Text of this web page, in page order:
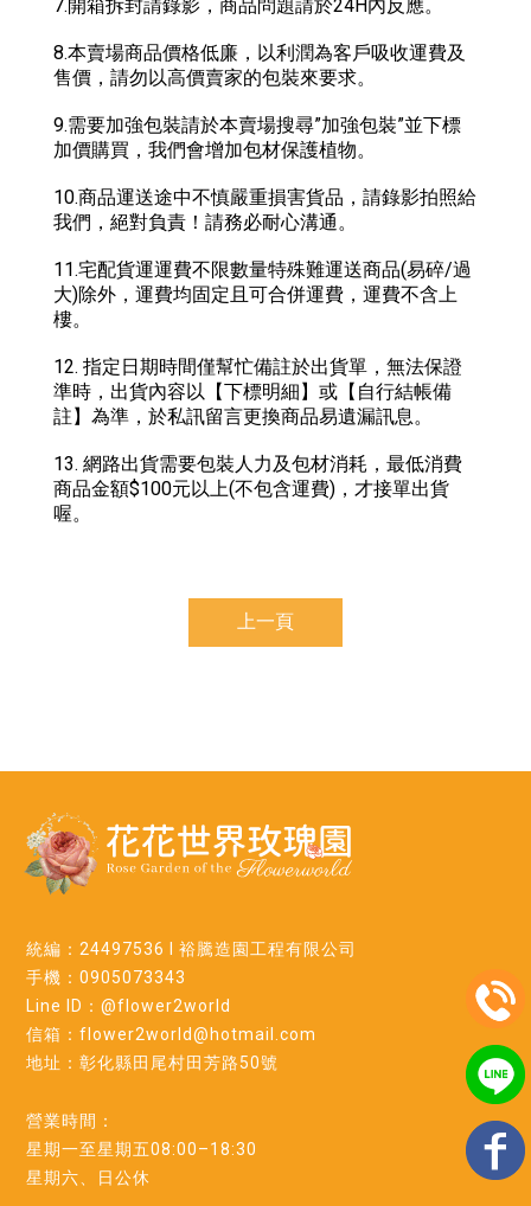
7.開箱拆封請錄影，商品問題請於24H內反應。
8.本賣場商品價格低廉，以利潤為客戶吸收運費及
售價，請勿以高價賣家的包裝來要求。
9.需要加強包裝請於本賣場搜尋”加強包裝”並下標
加價購買，我們會增加包材保護植物。
10.商品運送途中不慎嚴重損害貨品，請錄影拍照給
我們，絕對負責！請務必耐心溝通。
11.宅配貨運運費不限數量特殊難運送商品(易碎/過
大)除外，運費均固定且可合併運費，運費不含上
樓。
12. 指定日期時間僅幫忙備註於出貨單，無法保證
準時，出貨內容以【下標明細】或【自行結帳備
註】為準，於私訊留言更換商品易遺漏訊息。
13. 網路出貨需要包裝人力及包材消耗，最低消費
商品金額$100元以上(不包含運費)，才接單出貨
喔。
上一頁
統編：24497536 l 裕騰造園工程有限公司
手機：0905073343
Line ID：@flower2world
信箱：flower2world@hotmail.com
地址：彰化縣田尾村田芳路50號
營業時間：
星期一至星期五08:00–18:30
星期六、日公休